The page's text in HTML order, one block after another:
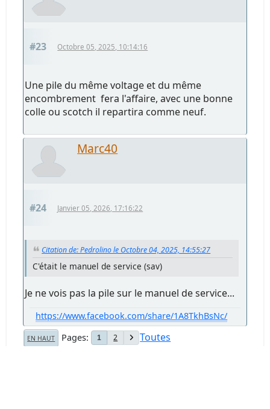
#23 Octobre 05, 2025, 10:14:16
Une pile du même voltage et du même
encombrement fera l'affaire, avec une bonne
colle ou scotch il repartira comme neuf.
Marc40
#24 Janvier 05, 2026, 17:16:22
Citation de: Pedrolino le Octobre 04, 2025, 14:55:27
C'était le manuel de service (sav)
Je ne vois pas la pile sur le manuel de service...
https://www.facebook.com/share/1A8TkhBsNc/
EN HAUT Pages 1 2 Toutes